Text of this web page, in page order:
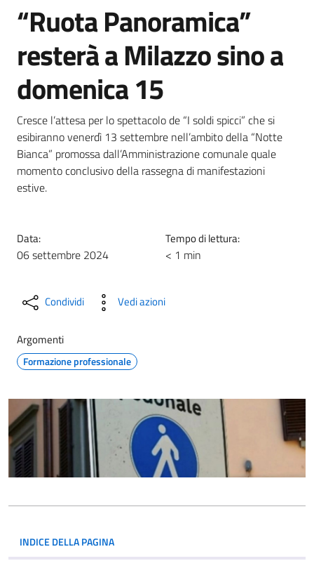
“Ruota Panoramica”
resterà a Milazzo sino a
domenica 15
Cresce l’attesa per lo spettacolo de “I soldi spicci” che si
esibiranno venerdì 13 settembre nell’ambito della “Notte
Bianca” promossa dall’Amministrazione comunale quale
momento conclusivo della rassegna di manifestazioni
estive.
Data:
06 settembre 2024
Tempo di lettura:
< 1 min
Condividi Vedi azioni
Argomenti
Formazione professionale
INDICE DELLA PAGINA